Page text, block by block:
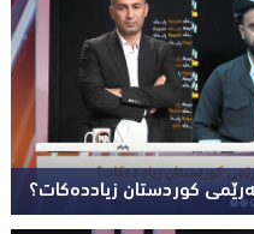
کوردستان زیاددەکات؟